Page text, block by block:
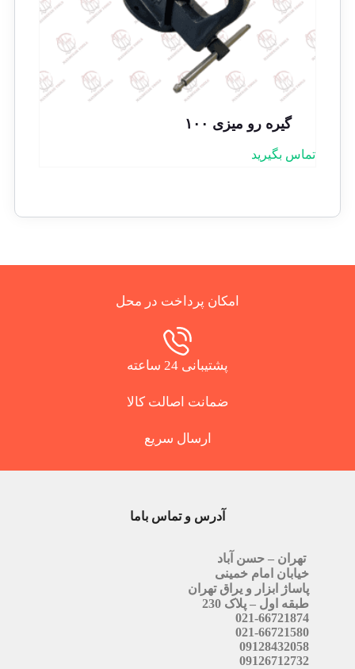
گیره رو میزی ۱۰۰
تماس بگیرید
امکان پرداخت در محل
پشتیبانی 24 ساعته
ضمانت اصالت کالا
ارسال سریع
آدرس و تماس باما
تهران – حسن آباد
خیابان امام خمینی
پاساژ ابزار و یراق تهران
طبقه اول – پلاک 230
021-66721874
021-66721580
09128432058
09126712732